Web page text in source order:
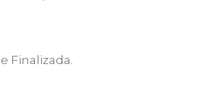
Finalizada.